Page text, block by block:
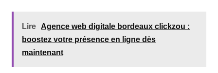
Lire
Agence web digitale bordeaux clickzou :
boostez votre présence en ligne dès
maintenant